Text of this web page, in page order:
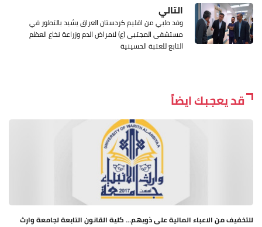
التالي
وفد طبي من اقليم كردستان العراق يشيد بالتطور في
مستشفى المجتبى (ع) لامراض الدم وزراعة نخاع العظم
التابع للعتبة الحسينية
قد يعجبك ايضاً
للتخفيف من الاعباء المالية على ذويهم… كلية القانون التابعة لجامعة وارث